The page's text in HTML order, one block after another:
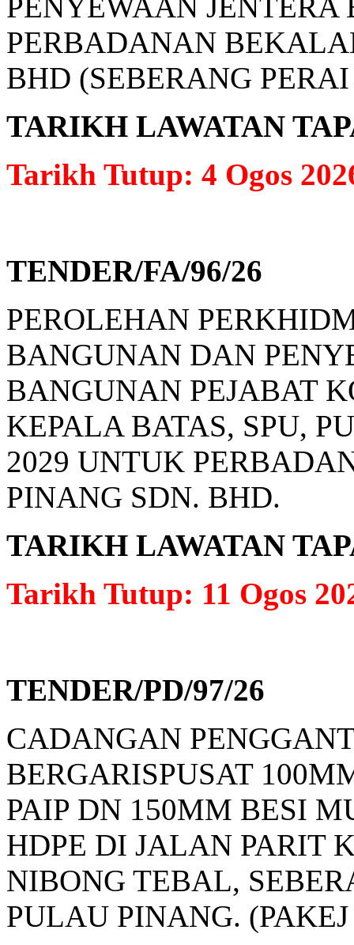
PERBADANAN
BHD (SEBERANG
TARIKH LAWATAN
Tarikh Tutup: 4 Ogos
TENDER/FA/96/26
PEROLEHAN
BANGUNAN DAN
BANGUNAN PEJABAT
KEPALA BATAS, SPU,
2029 UNTUK
PINANG SDN. BHD.
TARIKH LAWATAN
Tarikh Tutup: 11 Ogos
TENDER/PD/97/26
CADANGAN
BERGARISPUSAT
PAIP DN 150MM BESI
HDPE DI JALAN PARIT
NIBONG TEBAL,
PULAU PINANG.